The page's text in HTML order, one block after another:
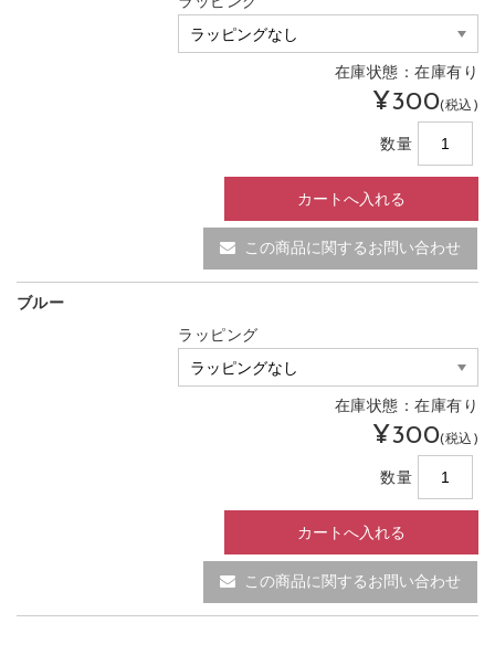
在庫状態：在庫有り
¥300(税込)
数量
この商品に関するお問い合わせ
ブルー
ラッピング
在庫状態：在庫有り
¥300(税込)
数量
この商品に関するお問い合わせ